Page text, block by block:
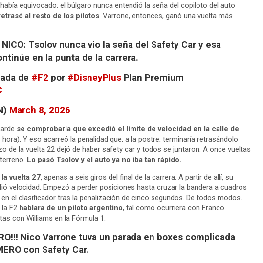
equivocado: el búlgaro nunca entendió la seña del copiloto del auto
al resto de los pilotos. Varrone, entonces, ganó una vuelta más
NICO: Tsolov nunca vio la seña del Safety Car y esa
en la punta de la carrera.
de #F2 por #DisneyPlusPlan Premium
March 8, 2026
se comprobaría que excedió el límite de velocidad en la calle de
Y eso acarreó la penalidad que, a la postre, terminaría retrasándolo
de la vuelta 22 dejó de haber safety car y todos se juntaron. A once vueltas
Lo pasó Tsolov y el auto ya no iba tan rápido.
vuelta 27, apenas a seis giros del final de la carrera. A partir de allí, su
velocidad. Empezó a perder posiciones hasta cruzar la bandera a cuadros
el clasificador tras la penalización de cinco segundos. De todos modos,
F2 hablara de un piloto argentino, tal como ocurriera con Franco
con Williams en la Fórmula 1.
Nico Varrone tuva un parada en boxes complicada
con Safety Car.